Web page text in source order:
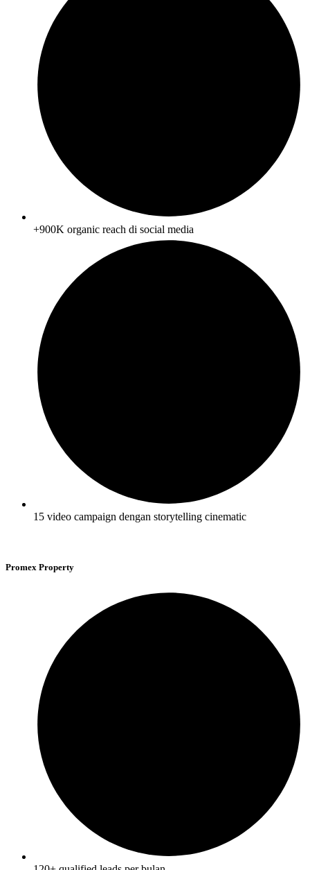
+900K organic reach di social media
15 video campaign dengan storytelling cinematic
Promex Property